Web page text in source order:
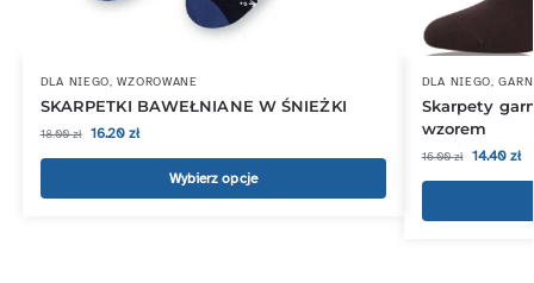
DLA NIEGO,WZOROWANE
SKARPETKI BAWEŁNIANE W ŚNIEŻKI
18.00zł 16.20zł
Wybierz opcje
DLA NIEGO,
Skarpety
wzorem
16.00zł 14.40zł